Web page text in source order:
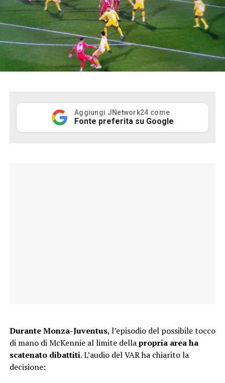
Aggiungi JNetwork24 come
Fonte preferita su Google
Durante Monza-Juventus, l’episodio del possibile tocco
di mano di McKennie al limite dellapropria area ha
scatenato dibattiti. L’audio del VAR ha chiarito la
decisione: